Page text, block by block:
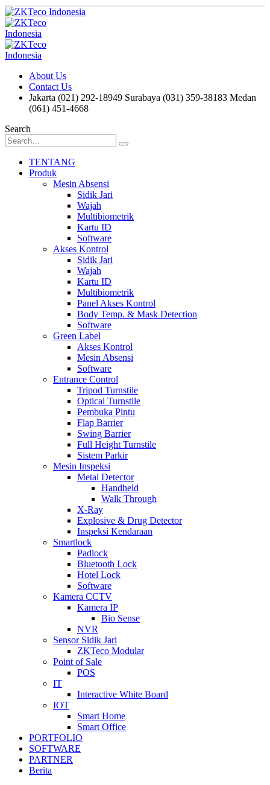
About Us
Contact Us
Jakarta (021) 292-18949 Surabaya (031) 359-38183 Medan
(061) 451-4668
Search
TENTANG
Produk
Mesin Absensi
Sidik Jari
Wajah
Multibiometrik
Kartu ID
Software
Akses Kontrol
Sidik Jari
Wajah
Kartu ID
Multibiometrik
Panel Akses Kontrol
Body Temp. & Mask Detection
Software
Green Label
Akses Kontrol
Mesin Absensi
Software
Entrance Control
Tripod Turnstile
Optical Turnstile
Pembuka Pintu
Flap Barrier
Swing Barrier
Full Height Turnstile
Sistem Parkir
Mesin Inspeksi
Metal Detector
Handheld
Walk Through
X-Ray
Explosive & Drug Detector
Inspeksi Kendaraan
Smartlock
Padlock
Bluetooth Lock
Hotel Lock
Software
Kamera CCTV
Kamera IP
Bio Sense
NVR
Sensor Sidik Jari
ZKTeco Modular
Point of Sale
POS
IT
Interactive White Board
IOT
Smart Home
Smart Office
PORTFOLIO
SOFTWARE
PARTNER
Berita